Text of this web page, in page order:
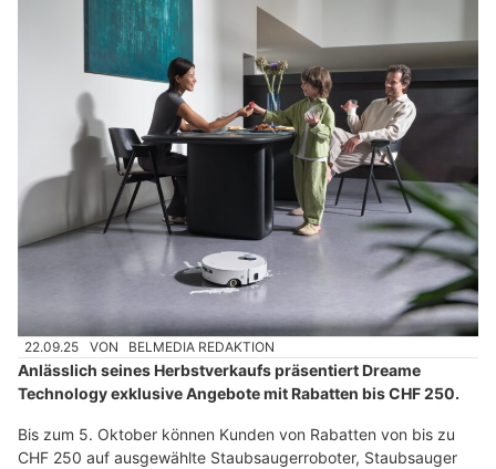
22.09.25 VON BELMEDIA REDAKTION
Anlässlich seines Herbstverkaufs präsentiert Dreame
Technology exklusive Angebote mit Rabatten bis CHF 250.
Bis zum 5. Oktober können Kunden von Rabatten von bis zu
CHF 250 auf ausgewählte Staubsaugerroboter, Staubsauger